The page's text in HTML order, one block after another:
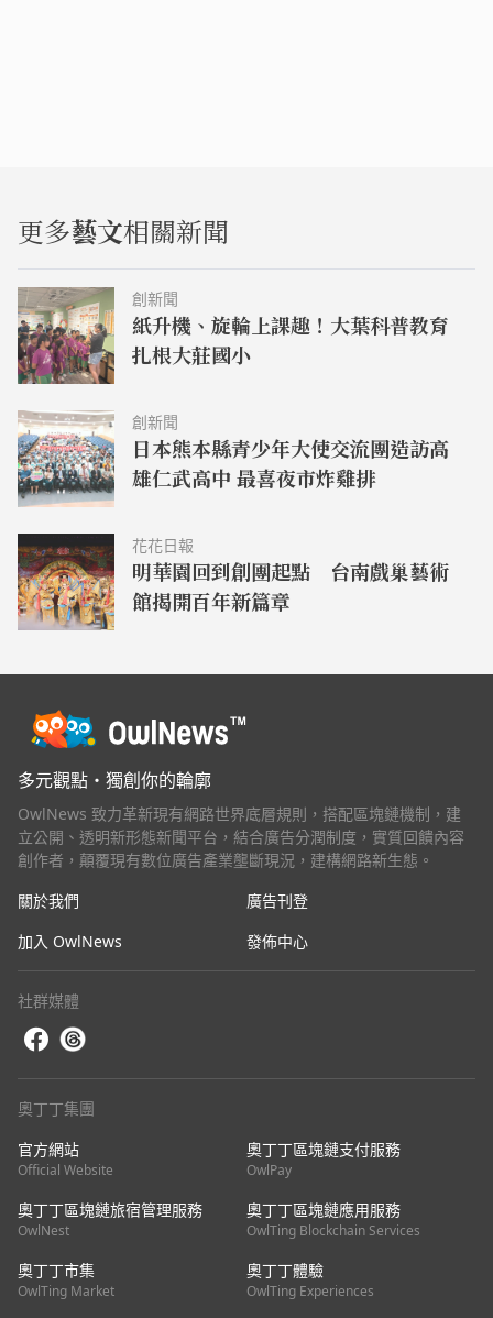
更多藝文相關新聞
創新聞
紙升機、旋輪上課趣！大葉科普教育
扎根大莊國小
創新聞
日本熊本縣青少年大使交流團造訪高
雄仁武高中 最喜夜市炸雞排
花花日報
明華園回到創團起點 台南戲巢藝術
館揭開百年新篇章
多元觀點・獨創你的輪廓
OwlNews 致力革新現有網路世界底層規則，搭配區塊鏈機制，建
立公開、透明新形態新聞平台，結合廣告分潤制度，實質回饋內容
創作者，顛覆現有數位廣告產業壟斷現況，建構網路新生態。
關於我們
廣告刊登
加入 OwlNews
發佈中心
社群媒體
奧丁丁集團
官方網站
Official Website
奧丁丁區塊鏈支付服務
OwlPay
奧丁丁區塊鏈旅宿管理服務
OwlNest
奧丁丁區塊鏈應用服務
OwlTing Blockchain Services
奧丁丁市集
OwlTing Market
奧丁丁體驗
OwlTing Experiences